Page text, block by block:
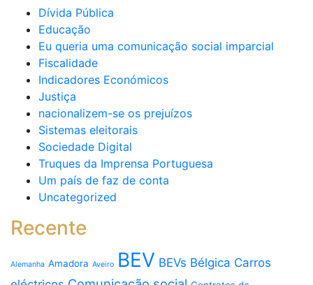
Dívida Pública
Educação
Eu queria uma comunicação social imparcial
Fiscalidade
Indicadores Económicos
Justiça
nacionalizem-se os prejuízos
Sistemas eleitorais
Sociedade Digital
Truques da Imprensa Portuguesa
Um país de faz de conta
Uncategorized
Recente
Alemanha Amadora Aveiro BEV BEVs Bélgica Carros